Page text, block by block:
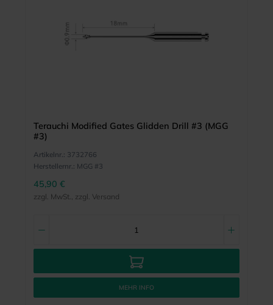
Terauchi Modified Gates Glidden Drill #3 (MGG
#3)
Artikelnr.: 3732766
Herstellernr.: MGG #3
45,90 €
zzgl. MwSt., zzgl. Versand
MEHR INFO